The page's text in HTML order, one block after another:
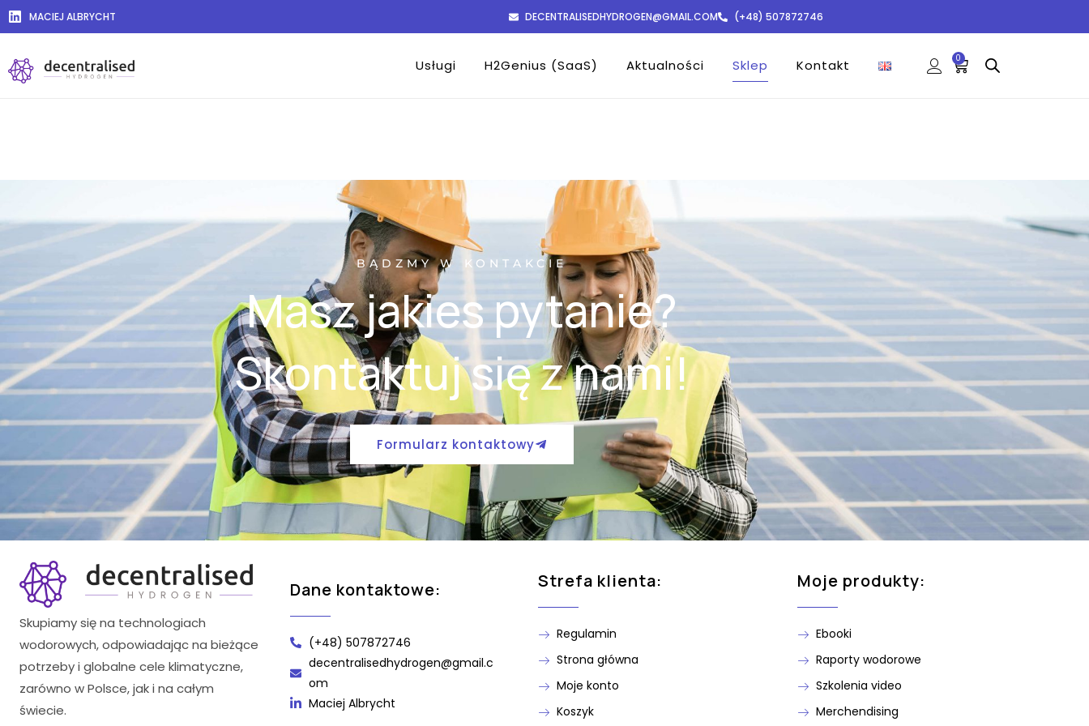
MACIEJ ALBRYCHT DECENTRALISEDHYDROGEN@GMAIL.COM (+48) 507872746
Usługi H2Genius (SaaS) Aktualności Sklep Kontakt 0
BĄDZMY W KONTAKCIE
Masz jakies pytanie?
Skontaktuj się z nami!
Formularz kontaktowy
Skupiamy się na technologiach
wodorowych, odpowiadając na bieżące
potrzeby i globalne cele klimatyczne,
zarówno w Polsce, jak i na całym
świecie.
Dane kontaktowe:
(+48) 507872746
decentralisedhydrogen@gmail.c
om
Maciej Albrycht
Strefa klienta:
Regulamin
Strona główna
Moje konto
Koszyk
Moje produkty:
Ebooki
Raporty wodorowe
Szkolenia video
Merchendising